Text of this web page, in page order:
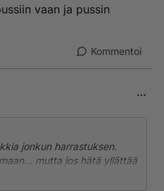
vaan ja pussin
Kommentoi
jonkun harrastuksen.
mutta jos hätä yllättää
sitten ettet mene mihkään